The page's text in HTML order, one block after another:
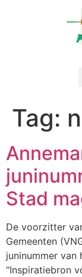
Tag:
Stad
De voorzitter
Gemeenten
juninummer van
“Inspiratiebron